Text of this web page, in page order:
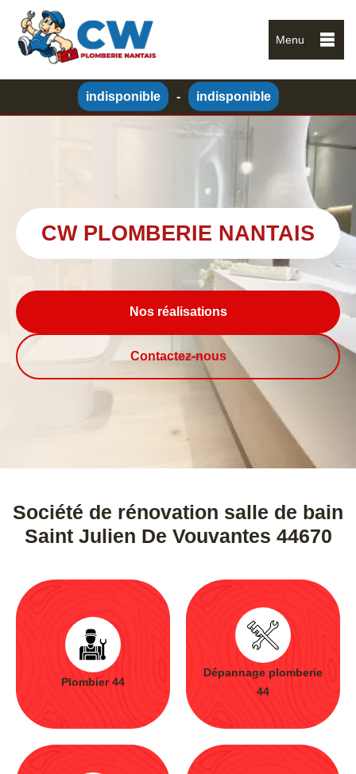
Menu
indisponible - indisponible
CW PLOMBERIE NANTAIS
Nos réalisations
Contactez-nous
Société de rénovation salle de bain
Saint Julien De Vouvantes 44670
Plombier 44
Dépannage plomberie
44